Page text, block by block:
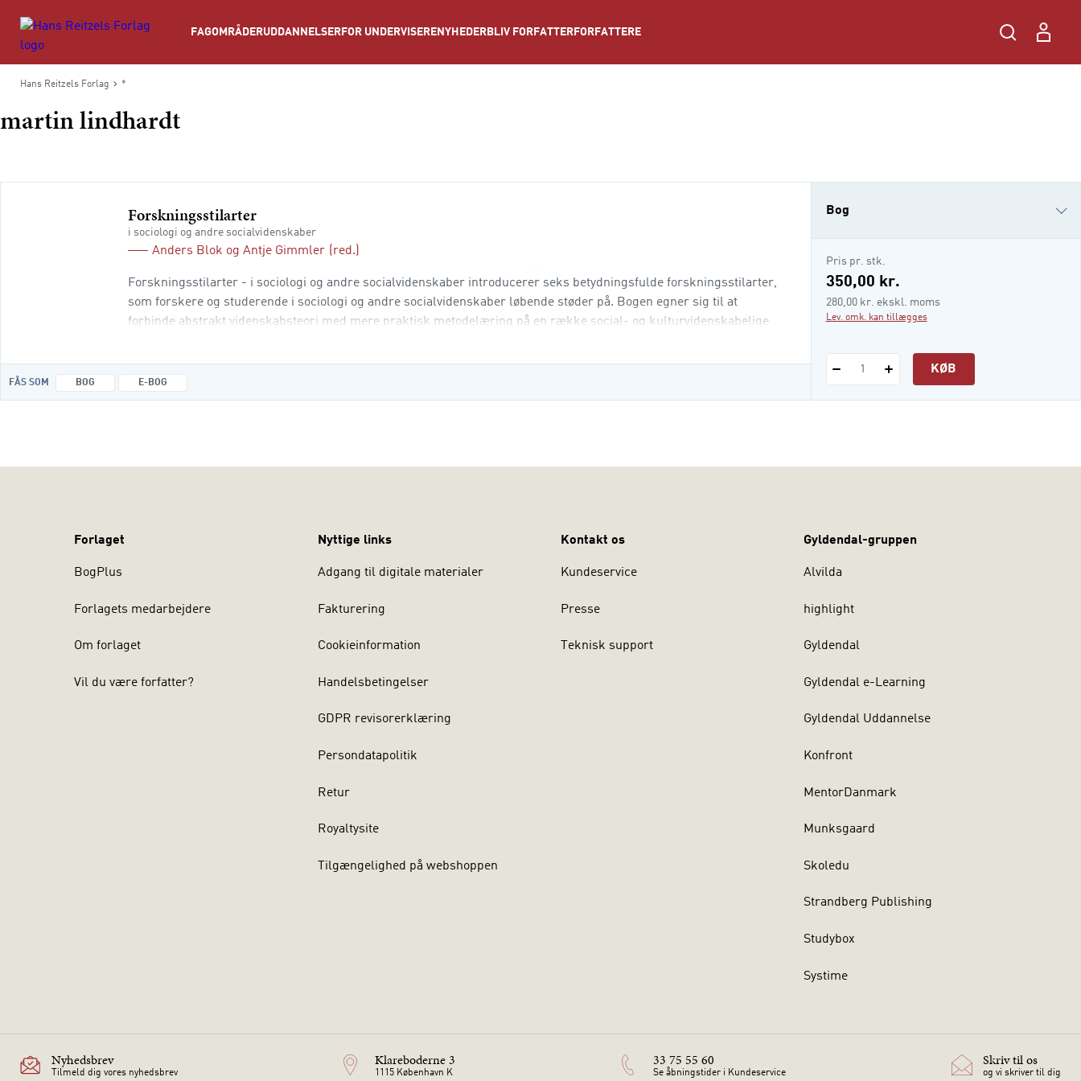
FAGOMRÅDERUDDANNELSER FOR UNDERVISERE NYHEDER BLIV FORFATTER FORFATTERE
Hans Reitzels Forlag *
martin lindhardt
Forskningsstilarter
i sociologi og andre socialvidenskaber
Anders Blok og Antje Gimmler (red.)
Forskningsstilarter - i sociologi og andre socialvidenskaber introducerer seks betydningsfulde forskningsstilarter,
som forskere og studerende i sociologi og andre socialvidenskaber løbende støder på. Bogen egner sig til at
forbinde abstrakt videnskabsteori med mere praktisk metodelæring på en række social- og kulturvidenskabelige
FÅS SOM BOG E-BOG
Bog
e-bog
Pris pr. stk.
350,00 kr.
280,00 kr. ekskl. moms
Lev. omk. kan tillægges
1 KØB
Forlaget
BogPlus
Forlagets medarbejdere
Om forlaget
Vil du være forfatter?
Nyttige links
Adgang til digitale materialer
Fakturering
Cookieinformation
Handelsbetingelser
GDPR revisorerklæring
Persondatapolitik
Retur
Royaltysite
Tilgængelighed på webshoppen
Kontakt os
Kundeservice
Presse
Teknisk support
Gyldendal-gruppen
Alvilda
highlight
Gyldendal
Gyldendal e-Learning
Gyldendal Uddannelse
Konfront
MentorDanmark
Munksgaard
Skoledu
Strandberg Publishing
Studybox
Systime
Nyhedsbrev
Tilmeld dig vores nyhedsbrev
Klareboderne 3
1115 København K
33 75 55 60
Se åbningstider i Kundeservice
Skriv til os
og vi skriver til dig